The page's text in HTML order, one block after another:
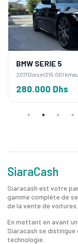
BMW SERIE 5
2017Diesel215.001 km
280.000 Dhs
SiaraCash
Siaracash est votre
gamme complète de
de la vente de voitures.
En mettant en avant
Siaracash se
technologie.